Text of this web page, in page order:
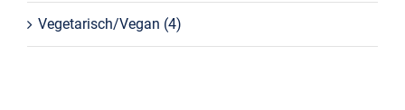
Vegetarisch/Vegan (4)